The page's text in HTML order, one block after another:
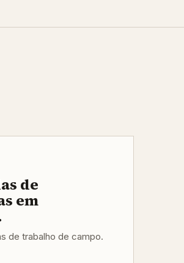
de
em
de trabalho de campo.